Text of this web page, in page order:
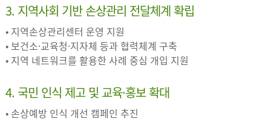
3. 지역사회 기반 손상관리 전달체계 확립
• 지역손상관리센터 운영 지원
• 보건소·교육청·지자체 등과 협력체계 구축
• 지역 네트워크를 활용한 사례 중심 개입 지원
4. 국민 인식 제고 및 교육·홍보 확대
• 손상예방 인식 개선 캠페인 추진